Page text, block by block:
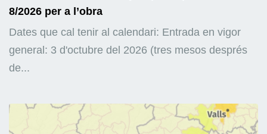
8/2026 per a l’obra
Dates que cal tenir al calendari: Entrada en vigor
general: 3 d'octubre del 2026 (tres mesos després
de...